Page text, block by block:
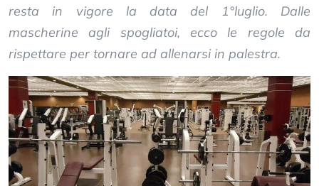
resta in vigore la data del 1°luglio. Dalle
mascherine agli spogliatoi, ecco le regole da
rispettare per tornare ad allenarsi in palestra.